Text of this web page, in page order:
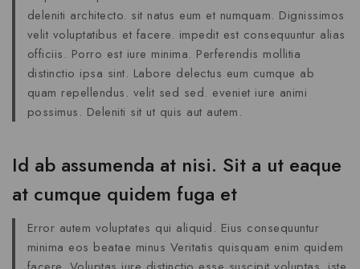
deleniti architecto. sit natus eum et numquam. Dignissimos
velit voluptatibus et facere. impedit est consequuntur alias
officiis. Porro est iure minima. Perferendis mollitia
distinctio ipsa sint. Labore delectus eum cumque ab
quam repellendus. velit sed sed. eveniet iure animi
possimus. Deleniti sit ut quis aut autem.
Id ab assumenda at nisi. Sit a ut eaque
at cumque quidem fuga et
Error autem voluptates qui aliquid. Eius consequuntur
minima eos beatae minus Veritatis quisquam enim quidem